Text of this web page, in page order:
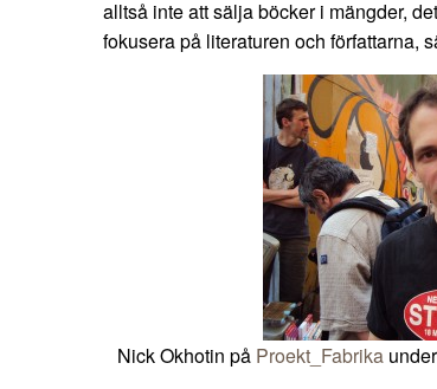
alltså inte att sälja böcker i mängder,
fokusera på literaturen och författarna,
Nick Okhotin på Proekt_Fabrika